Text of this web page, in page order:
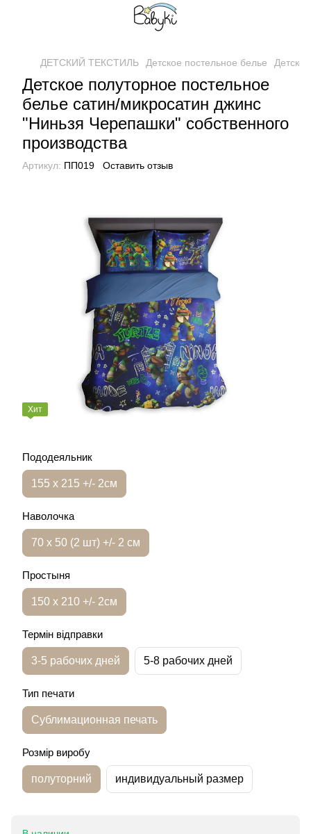
ДЕТСКИЙ ТЕКСТИЛЬ Детское постельное белье
Детское полуторное постельное
белье сатин/микросатин джинс
"Ниньзя Черепашки" собственного
производства
Артикул: ПП019 Оставить отзыв
Хит
Пододеяльник
155 х 215 +/- 2см
Наволочка
70 х 50 (2 шт) +/- 2 см
Простыня
150 х 210 +/- 2см
Термін відправки
3-5 рабочих дней 5-8 рабочих дней
Тип печати
Сублимационная печать
Розмір виробу
полуторний индивидуальный размер